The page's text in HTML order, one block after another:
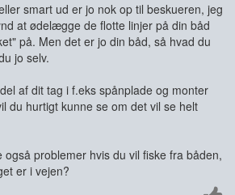
smart ud er jo nok op til beskueren, jeg
at ødelægge de flotte linjer på din båd
på. Men det er jo din båd, så hvad du
jo selv.
af dit tag i f.eks spånplade og monter
du hurtigt kunne se om det vil se helt
også problemer hvis du vil fiske fra båden,
er i vejen?